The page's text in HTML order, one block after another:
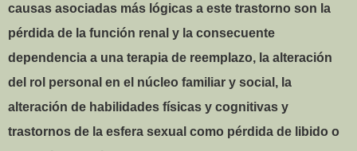
causas asociadas más lógicas a este trastorno son la
pérdida de la función renal y la consecuente
dependencia a una terapia de reemplazo, la alteración
del rol personal en el núcleo familiar y social, la
alteración de habilidades físicas y cognitivas y
trastornos de la esfera sexual como pérdida de libido o